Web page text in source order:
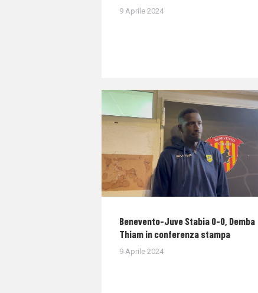
9 Aprile 2024
Benevento-Juve Stabia 0-0, Demba
Thiam in conferenza stampa
9 Aprile 2024